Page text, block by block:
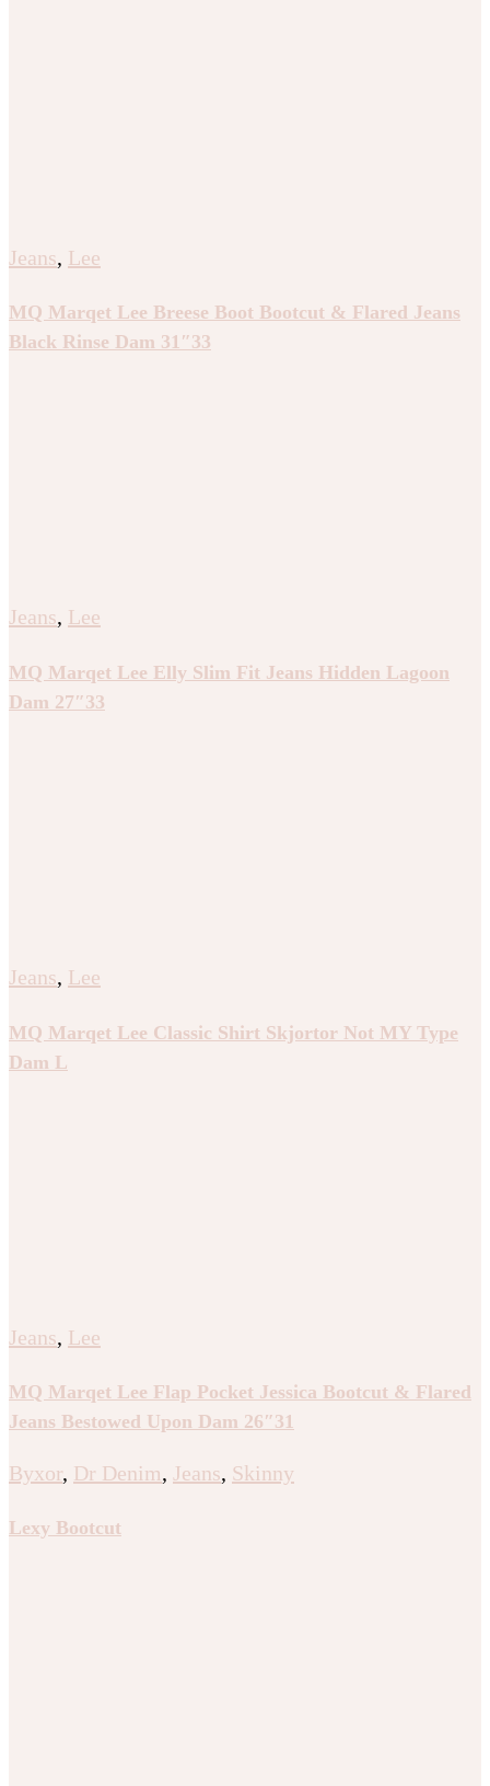
Jeans, Lee
MQ Marqet Lee Breese Boot Bootcut & Flared Jeans
Black Rinse Dam 31″33
Jeans, Lee
MQ Marqet Lee Elly Slim Fit Jeans Hidden Lagoon
Dam 27″33
Jeans, Lee
MQ Marqet Lee Classic Shirt Skjortor Not MY Type
Dam L
Jeans, Lee
MQ Marqet Lee Flap Pocket Jessica Bootcut & Flared
Jeans Bestowed Upon Dam 26″31
Byxor, Dr Denim, Jeans, Skinny
Lexy Bootcut